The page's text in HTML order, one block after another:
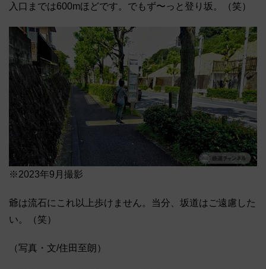
入口までは600mほどです。でもず〜っと登り坂。（笑）
※2023年9月撮影
爺は流石にこれ以上歩けません。当分、坂道はご遠慮した
い。（笑）
（写真・文/住田至朗）